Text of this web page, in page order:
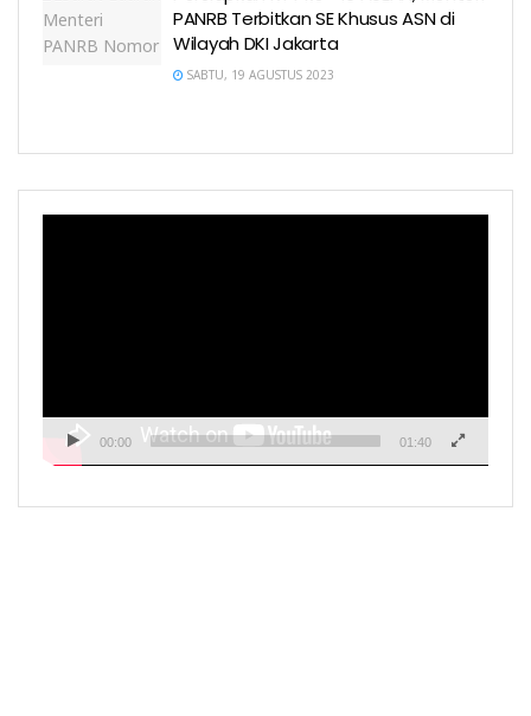
PANRB Terbitkan SE Khusus ASN di
Wilayah DKI Jakarta
SABTU, 19 AGUSTUS 2023
00:00 01:40